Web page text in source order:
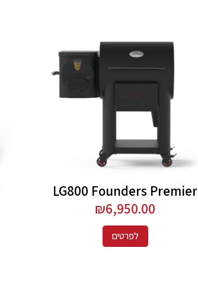
LG800 Founders Premier
₪6,950.00
לפרטים